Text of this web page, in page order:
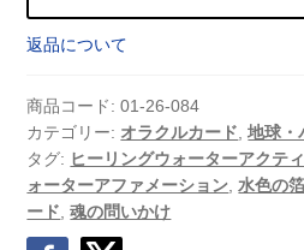
返品について
商品コード:01-26-084
カテゴリー: オラクルカード,地球・
タグ: ヒーリングウォーターアクテ
ォーターアファメーション,水色の
ード,魂の問いかけ